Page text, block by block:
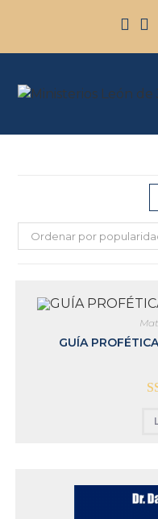
Ordenar por
GUÍA